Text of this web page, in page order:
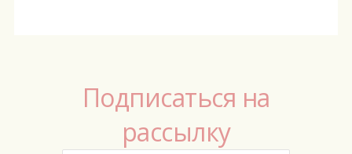
Подписаться на
рассылку